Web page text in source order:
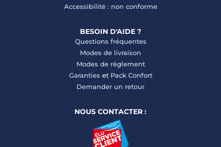
Accessibilité : non conforme
BESOIN D'AIDE ?
Questions fréquentes
Modes de livraison
Modes de règlement
Garanties et Pack Confort
Demander un retour
NOUS CONTACTER :